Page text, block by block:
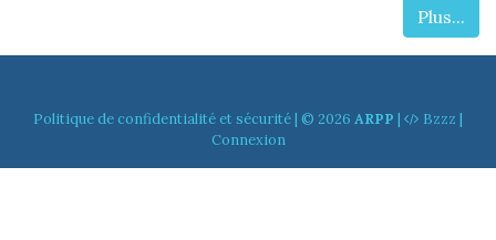
Plus...
Politique de confidentialité et sécurité| © 2026 ARPP | Bzzz |
Connexion